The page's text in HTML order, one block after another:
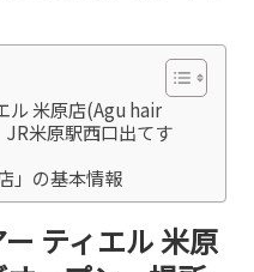
ル 米原店(Agu hair
米原駅西口出てす
」の基本情報
ティエル 米原